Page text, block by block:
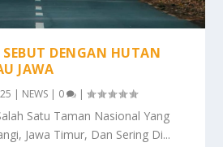
DENGAN HUTAN
JAWA
| NEWS | 0 |
Satu Taman Nasional Yang
Jawa Timur, Dan Sering Di...